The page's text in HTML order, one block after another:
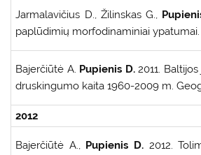
Jarmalavičius D., Žilinskas G.,
paplūdimių morfodinaminiai ypatumai.
Bajerčiūtė A. Pupienis D.2011.
druskingumo kaita 1960-2009 m.
2012
Bajerčiūtė A., Pupienis D. 2012.